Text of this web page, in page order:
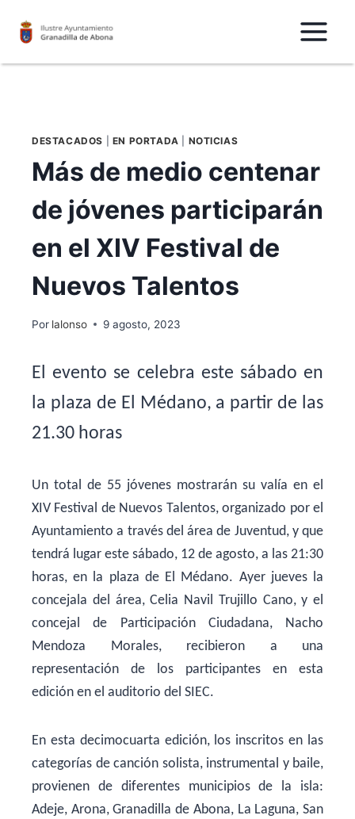
DESTACADOS EN PORTADA NOTICIAS
Más de medio centenar
de jóvenes participarán
en el XIV Festival de
Nuevos Talentos
Por lalonso 9 agosto, 2023
El evento se celebra este sábado en
la plaza de El Médano, a partir de las
21.30 horas
Un total de 55 jóvenes mostrarán su valía en el
XIV Festival de Nuevos Talentos, organizado por el
Ayuntamiento a través del área de Juventud, y que
tendrá lugar este sábado, 12 de agosto, a las 21:30
horas, en la plaza de El Médano. Ayer jueves la
concejala del área, Celia Navil Trujillo Cano, y el
concejal de Participación Ciudadana, Nacho
Mendoza Morales, recibieron a una
representación de los participantes en esta
edición en el auditorio del SIEC.
En esta decimocuarta edición, los inscritos en las
categorías de canción solista, instrumental y baile,
provienen de diferentes municipios de la isla:
Adeje, Arona, Granadilla de Abona, La Laguna, San